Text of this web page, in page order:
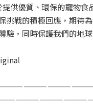
提供優質、環保的寵物食
挑戰的積極回應，期待
驗，同時保護我們的地球